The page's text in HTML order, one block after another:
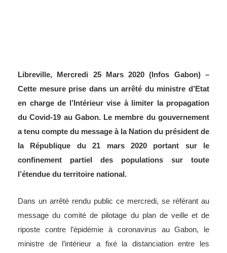
Libreville, Mercredi 25 Mars 2020 (Infos Gabon) –
Cette mesure prise dans un arrêté du ministre d’Etat
en charge de l’Intérieur vise à limiter la propagation
du Covid-19 au Gabon. Le membre du gouvernement
a tenu compte du message à la Nation du président de
la République du 21 mars 2020 portant sur le
confinement partiel des populations sur toute
l’étendue du territoire national.
Dans un arrêté rendu public ce mercredi, se référant au
message du comité de pilotage du plan de veille et de
riposte contre l’épidémie à coronavirus au Gabon, le
ministre de l’intérieur a fixé la distanciation entre les